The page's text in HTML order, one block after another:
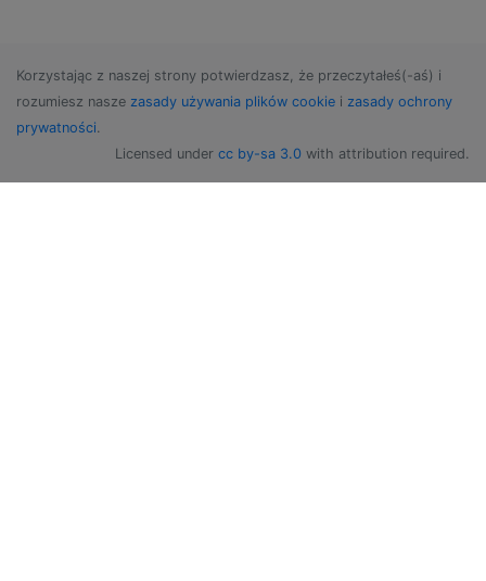
Korzystając z naszej strony potwierdzasz, że przeczytałeś(-aś) i
rozumiesz nasze zasady używania plików cookie i zasady ochrony
prywatności.
Licensed under cc by-sa 3.0 with attribution required.